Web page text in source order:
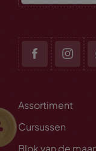
Assortiment
Cursussen
Blok van de